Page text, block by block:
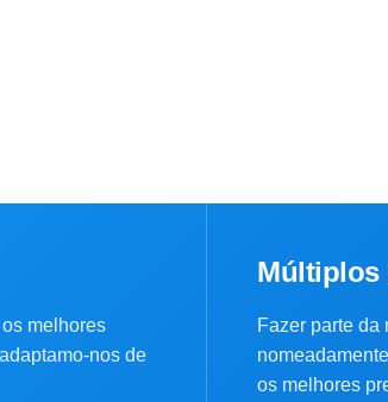
melhores
nos de
Múltiplos
Fazer parte da
os melhores